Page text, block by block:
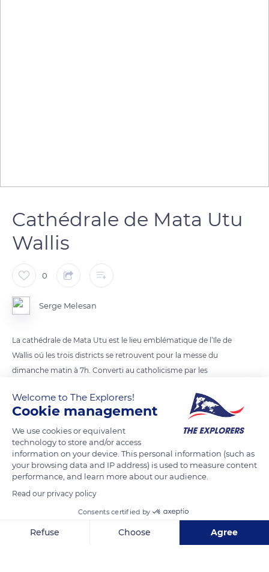
Cathédrale de Mata Utu
Wallis
0
Serge Melesan
La cathédrale de Mata Utu est le lieu emblématique de l’île de
Wallis oú les trois districts se retrouvent pour la messe du
dimanche matin à 7h. Converti au catholicisme par les
attachés à la religion qui a une part importante dans la vie de
l’île associée aux coutumes locales.
READ MORE TRANSLATE
Welcome to The Explorers!
Cookie management
We use cookies or equivalent
technology to store and/or access
information on your device. This personal information (such as
your browsing data and IP address) is used to measure content
performance, and learn more about our audience.
Read our privacy policy
Consents certified by
Refuse Choose Agree